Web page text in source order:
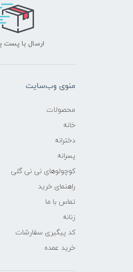
ارسال با پست
منوی وب‌سایت
محصولات
خانه
دخترانه
پسرانه
کوچولوهای نی نی گلی
راهنمای خرید
تماس با ما
زنانه
کد پیگیری سفارشات
خرید عمده